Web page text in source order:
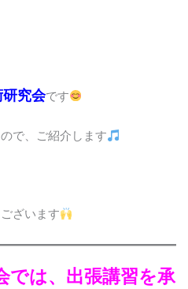
究会です
で、ご紹介します
ざいます
では、出張講習を承